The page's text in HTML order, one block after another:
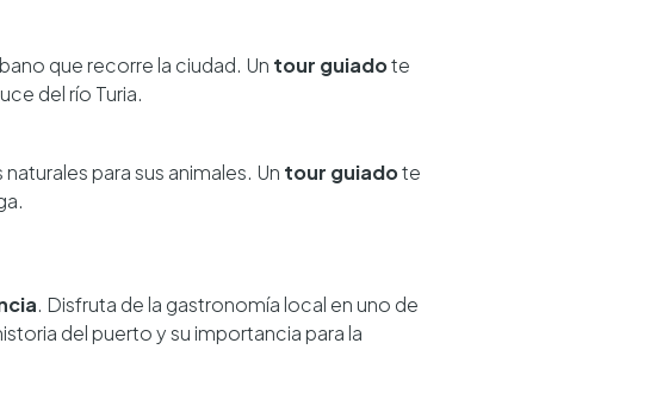
que recorre la ciudad. Un tour guiadote
del río Turia.
para sus animales. Un tour guiadote
. Disfruta de la gastronomía local en uno de
del puerto y su importancia para la